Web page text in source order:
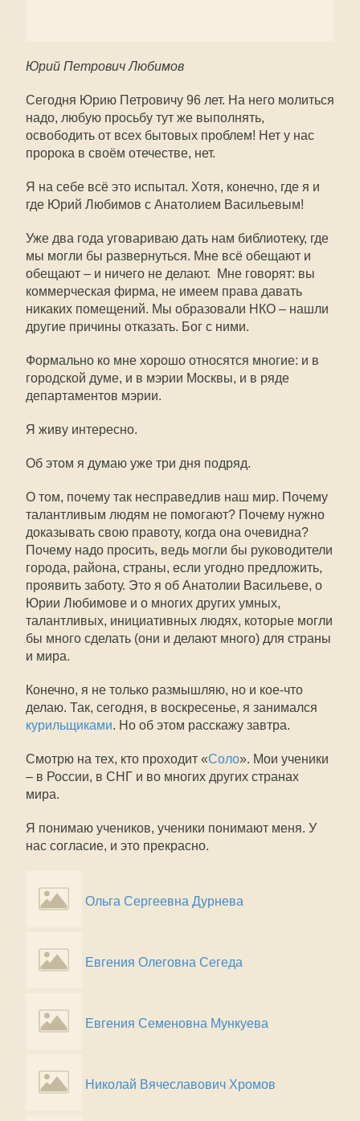
Юрий Петрович Любимов
Сегодня Юрию Петровичу 96 лет. На него молиться
надо, любую просьбу тут же выполнять,
освободить от всех бытовых проблем! Нет у нас
пророка в своём отечестве, нет.
Я на себе всё это испытал. Хотя, конечно, где я и
где Юрий Любимов с Анатолием Васильевым!
Уже два года уговариваю дать нам библиотеку, где
мы могли бы развернуться. Мне всё обещают и
обещают – и ничего не делают. Мне говорят: вы
коммерческая фирма, не имеем права давать
никаких помещений. Мы образовали НКО – нашли
другие причины отказать. Бог с ними.
Формально ко мне хорошо относятся многие: и в
городской думе, и в мэрии Москвы, и в ряде
департаментов мэрии.
Я живу интересно.
Об этом я думаю уже три дня подряд.
О том, почему так несправедлив наш мир. Почему
талантливым людям не помогают? Почему нужно
доказывать свою правоту, когда она очевидна?
Почему надо просить, ведь могли бы руководители
города, района, страны, если угодно предложить,
проявить заботу. Это я об Анатолии Васильеве, о
Юрии Любимове и о многих других умных,
талантливых, инициативных людях, которые могли
бы много сделать (они и делают много) для страны
и мира.
Конечно, я не только размышляю, но и кое-что
делаю. Так, сегодня, в воскресенье, я занимался
курильщиками. Но об этом расскажу завтра.
Смотрю на тех, кто проходит «Соло». Мои ученики
– в России, в СНГ и во многих других странах
мира.
Я понимаю учеников, ученики понимают меня. У
нас согласие, и это прекрасно.
Ольга Сергеевна Дурнева
Евгения Олеговна Сегеда
Евгения Семеновна Мункуева
Николай Вячеславович Хромов